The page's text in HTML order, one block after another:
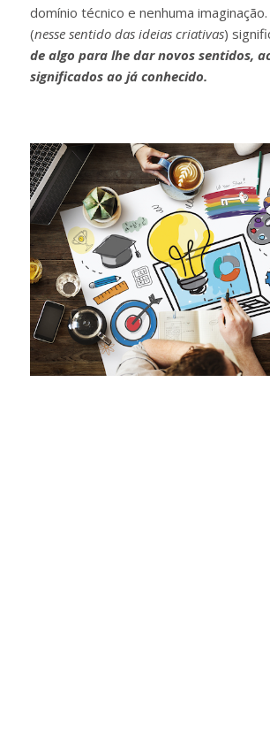
domínio técnico e nenhuma imaginação.
(nesse sentido das ideias criativas)
de algo para lhe dar novos sentidos,
significados ao já conhecido.